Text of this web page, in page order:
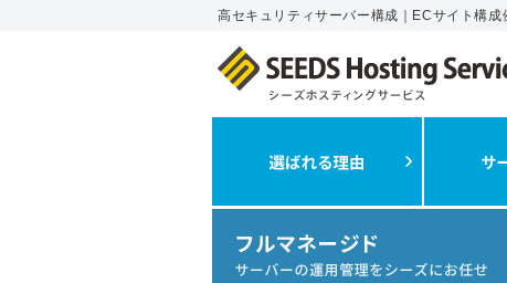
高セキュリティサーバー構成｜ECサイト構